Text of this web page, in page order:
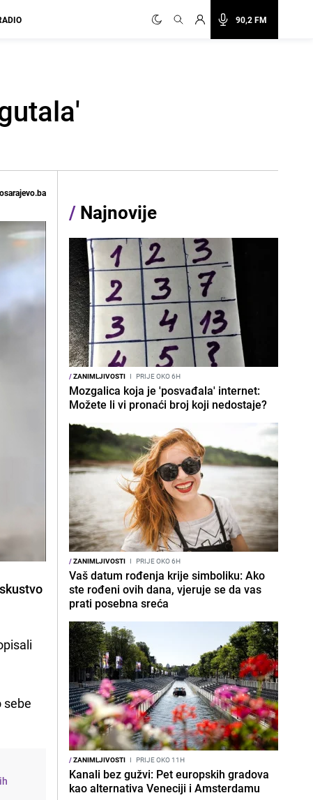
90,2 FM
sebe
/ Najnovije
/ZANIMLJIVOSTI I PRIJE OKO 6H
Mozgalica koja je 'posvađala' internet:
Možete li vi pronaći broj koji nedostaje?
/ZANIMLJIVOSTI I PRIJE OKO 6H
Vaš datum rođenja krije simboliku: Ako
ste rođeni ovih dana, vjeruje se da vas
prati posebna sreća
/ZANIMLJIVOSTI I PRIJE OKO 11H
Kanali bez gužvi: Pet europskih gradova
kao alternativa Veneciji i Amsterdamu